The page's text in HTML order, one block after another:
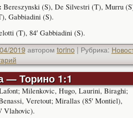
Bereszynski (S), De Silvestri (T), Murru
Gabbiadini (S).
(T), 84′ Gabbiadini (S).
2019 автором torino | Рубрика:
— Торино 1:1
Milenkovic, Hugo, Laurini, Biraghi;
Veretout; Mirallas (85′ Montiel),
Vlahovic).